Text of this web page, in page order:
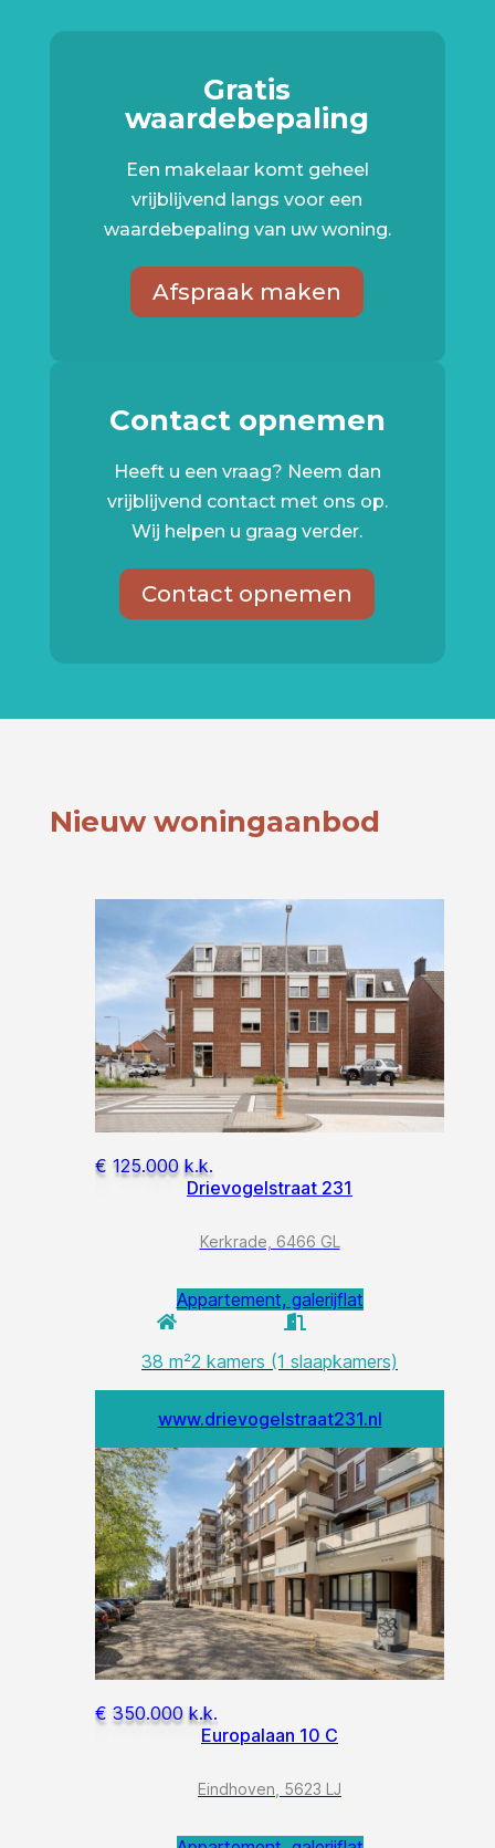
Gratis
waardebepaling
Een makelaar komt geheel
vrijblijvend langs voor een
waardebepaling van uw woning.
Afspraak maken
Contact opnemen
Heeft u een vraag? Neem dan
vrijblijvend contact met ons op.
Wij helpen u graag verder.
Contact opnemen
Nieuw woningaanbod